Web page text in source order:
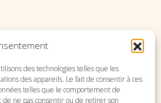
des technologies telles que les
des appareils. Le fait de consentir à ces
telles que le comportement de
de ne pas consentir ou de retirer son